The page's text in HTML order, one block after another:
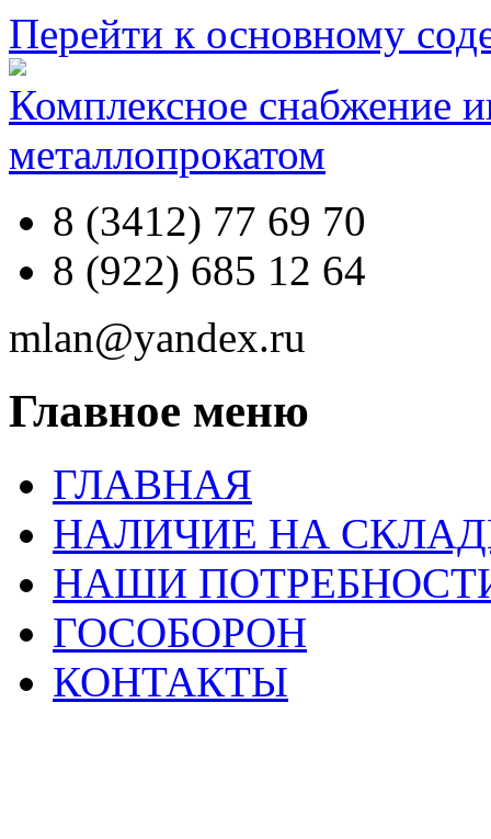
Перейти к основному
Комплексное снабжение
металлопрокатом
8 (3412) 77 69 70
8 (922) 685 12 64
mlan@yandex.ru
Главное меню
ГЛАВНАЯ
НАЛИЧИЕ НА
НАШИ
ГОСОБОРОН
КОНТАКТЫ